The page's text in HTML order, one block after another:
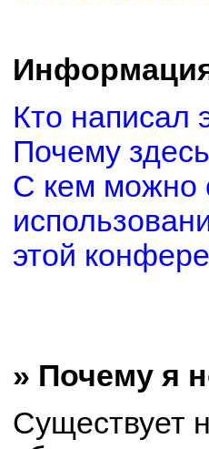
Кто написал
Почему
С кем можно
этой
» Почему я
Существует